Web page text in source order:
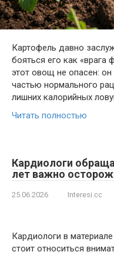
Картофель давно
бояться его как «врага
этот овощ не опасен:
частью нормального
лишних калорийных
Читать полностью
Кардиологи
лет важно
25.06.2026 Interesi.cc
Кардиологи в
стоит относиться